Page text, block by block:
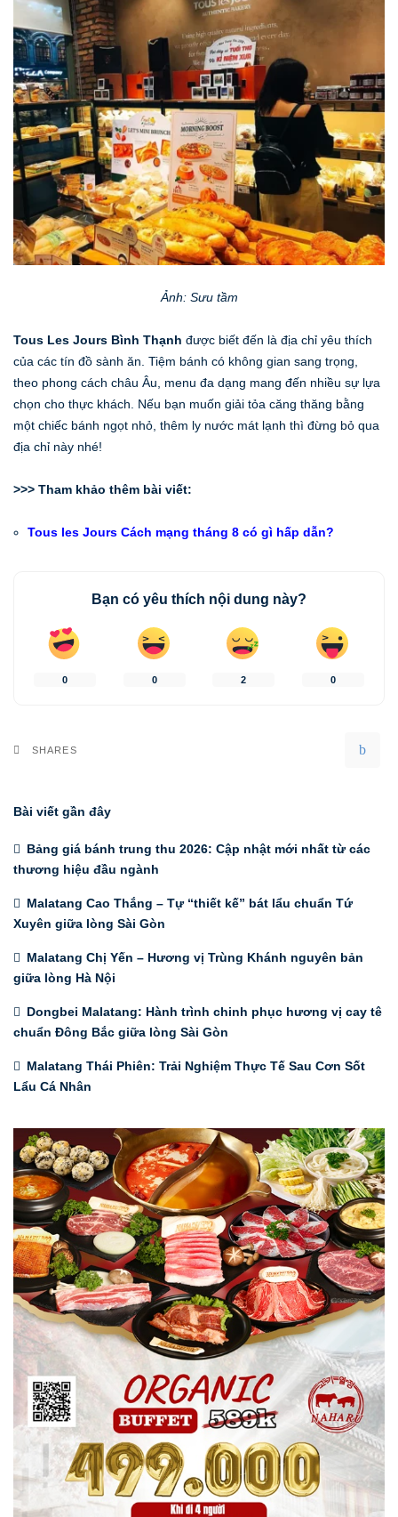
Ảnh: Sưu tầm
Tous Les Jours Bình Thạnh được biết đến là địa chỉ yêu thích
của các tín đồ sành ăn. Tiệm bánh có không gian sang trọng,
theo phong cách châu Âu, menu đa dạng mang đến nhiều sự lựa
chọn cho thực khách. Nếu bạn muốn giải tỏa căng thăng bằng
một chiếc bánh ngọt nhỏ, thêm ly nước mát lạnh thì đừng bỏ qua
địa chỉ này nhé!
>>> Tham khảo thêm bài viết:
Tous les Jours Cách mạng tháng 8 có gì hấp dẫn?
Bạn có yêu thích nội dung này?
0 0 2 0
SHARES
Bài viết gần đây
Bảng giá bánh trung thu 2026: Cập nhật mới nhất từ các
thương hiệu đầu ngành
Malatang Cao Thắng – Tự “thiết kế” bát lẩu chuẩn Tứ
Xuyên giữa lòng Sài Gòn
Malatang Chị Yến – Hương vị Trùng Khánh nguyên bản
giữa lòng Hà Nội
Dongbei Malatang: Hành trình chinh phục hương vị cay tê
chuẩn Đông Bắc giữa lòng Sài Gòn
Malatang Thái Phiên: Trải Nghiệm Thực Tế Sau Cơn Sốt
Lẩu Cá Nhân